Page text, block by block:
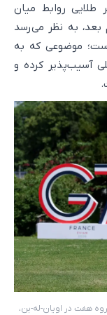
طلایی روابط میان
بعد، به نظر می‌رسد
موضوعی که به
آسیب‌پذیر کرده و
هفت در اویان-له-بن،